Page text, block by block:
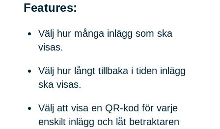
Features:
Välj hur många inlägg som ska
visas.
Välj hur långt tillbaka i tiden inlägg
ska visas.
Välj att visa en QR-kod för varje
enskilt inlägg och låt betraktaren